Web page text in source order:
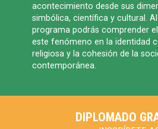
acontecimiento desde sus
simbólica, científica y cultural.
programa podrás comprender
este fenómeno en la identidad
religiosa y la cohesión de la
contemporánea.
DIPLOMADO